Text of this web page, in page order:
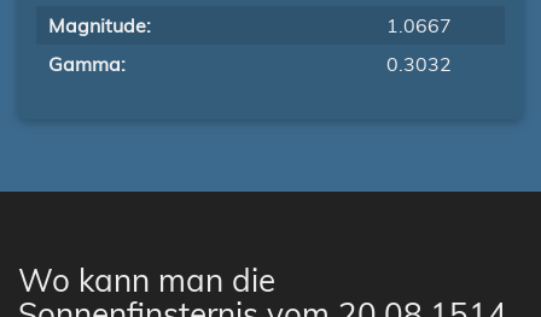
Magnitude:
1.0667
Gamma:
0.3032
Wo kann man die